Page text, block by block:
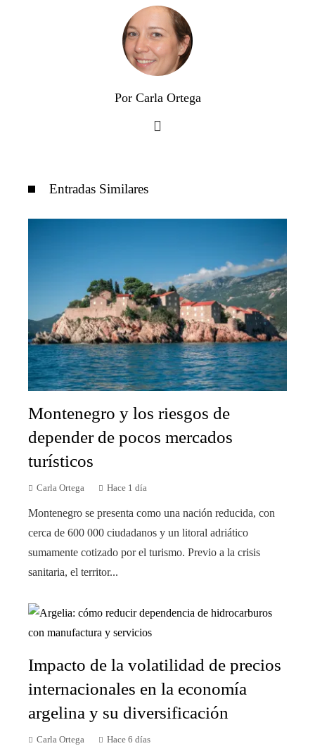
Por Carla Ortega
Entradas Similares
Montenegro y los riesgos de
depender de pocos mercados
turísticos
Carla Ortega Hace 1 día
Montenegro se presenta como una nación reducida, con
cerca de 600 000 ciudadanos y un litoral adriático
sumamente cotizado por el turismo. Previo a la crisis
sanitaria, el territor...
Impacto de la volatilidad de precios
internacionales en la economía
argelina y su diversificación
Carla Ortega Hace 6 días